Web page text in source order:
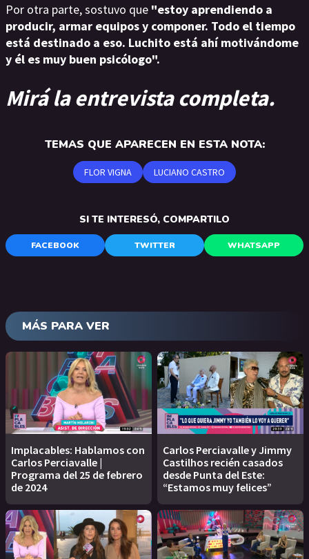
Por otra parte, sostuvo que "estoy aprendiendo a
producir, armar equipos y componer. Todo el tiempo
está destinado a eso. Luchito está ahí motivándome
y él es muy buen psicólogo".
Mirá la entrevista completa.
TEMAS QUE APARECEN EN ESTA NOTA:
FLOR VIGNA LUCIANO CASTRO
SI TE INTERESÓ, COMPARTILO
FACEBOOK TWITTER WHATSAPP
MÁS PARA VER
Implacables: Hablamos con
Carlos Perciavalle |
Programa del 25 de febrero
de 2024
Carlos Perciavalle y Jimmy
Castilhos recién casados
desde Punta del Este:
“Estamos muy felices”